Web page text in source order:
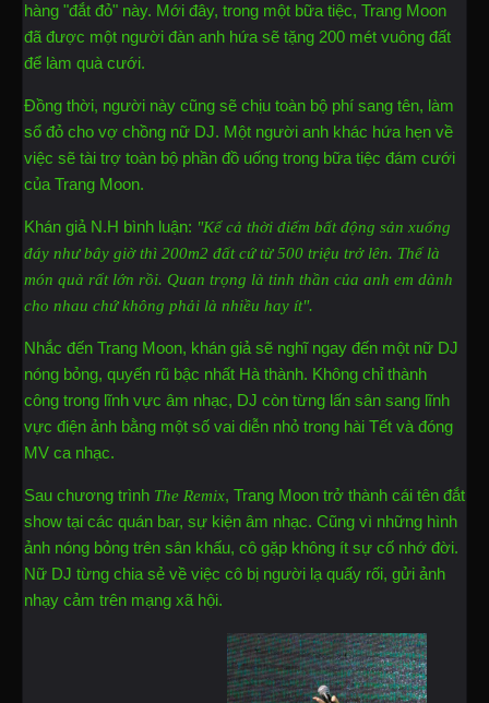
hàng "đắt đỏ" này. Mới đây, trong một bữa tiệc, Trang Moon
đã được một người đàn anh hứa sẽ tặng 200 mét vuông đất
để làm quà cưới.
Đồng thời, người này cũng sẽ chịu toàn bộ phí sang tên, làm
sổ đỏ cho vợ chồng nữ DJ. Một người anh khác hứa hẹn về
việc sẽ tài trợ toàn bộ phần đồ uống trong bữa tiệc đám cưới
của Trang Moon.
Khán giả N.H bình luận: "Kể cả thời điểm bất động sản xuống
đáy như bây giờ thì 200m2 đất cứ từ 500 triệu trở lên. Thế là
món quà rất lớn rồi. Quan trọng là tinh thần của anh em dành
cho nhau chứ không phải là nhiều hay ít".
Nhắc đến Trang Moon, khán giả sẽ nghĩ ngay đến một nữ DJ
nóng bỏng, quyến rũ bậc nhất Hà thành. Không chỉ thành
công trong lĩnh vực âm nhạc, DJ còn từng lấn sân sang lĩnh
vực điện ảnh bằng một số vai diễn nhỏ trong hài Tết và đóng
MV ca nhạc.
Sau chương trình The Remix, Trang Moon trở thành cái tên đắt
show tại các quán bar, sự kiện âm nhạc. Cũng vì những hình
ảnh nóng bỏng trên sân khấu, cô gặp không ít sự cố nhớ đời.
Nữ DJ từng chia sẻ về việc cô bị người lạ quấy rối, gửi ảnh
nhạy cảm trên mạng xã hội.